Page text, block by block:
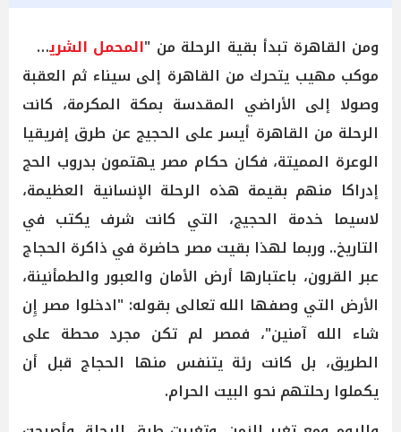
ومن القاهرة تبدأ بقية الرحلة من "المحمل الشريف
موكب مهيب يتحرك من القاهرة إلى سيناء ثم العقبة
وصولا إلى الأراضي المقدسة بمكة المكرمة، كانت
الرحلة من القاهرة أيسر على الحجيج عن طرق إفريقيا
الوعرة المميتة، فكان حكام مصر يهتمون بدروب الحج
إدراكا منهم بقيمة هذه الرحلة الإنسانية العظيمة،
لاسيما خدمة الحجيج، التي كانت شرف يكتب في
التاريخ.. وربما لهذا بقيت مصر حاضرة في ذاكرة الحجاج
عبر القرون، باعتبارها أرض الأمان والعبور والطمأنينة،
الأرض التي وصفها الله تعالى بقوله: "ادخلوا مصر إِن
شاء الله آمنين"، فمصر لم تكن مجرد محطة على
الطريق، بل كانت رئة يتنفس منها الحجاج قبل أن
يكملوا رحلتهم نحو البيت الحرام.